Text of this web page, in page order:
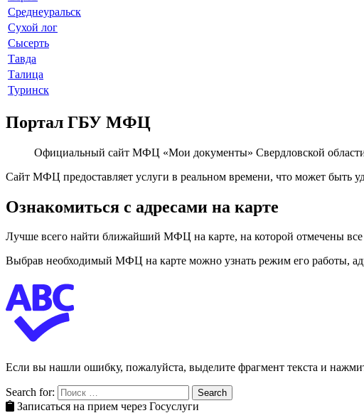
Среднеуральск
Сухой лог
Сысерть
Тавда
Талица
Туринск
Портал ГБУ МФЦ
Официальный сайт МФЦ «Мои документы» Свердловской области
Сайт МФЦ предоставляет услуги в реальном времени, что может быть
Ознакомиться с адресами на карте
Лучше всего найти ближайший МФЦ на карте, на которой отмечены все
Выбрав необходимый МФЦ на карте можно узнать режим его работы,
Если вы нашли ошибку, пожалуйста, выделите фрагмент текста и
Search for: Search
Записаться на прием через Госуслуги